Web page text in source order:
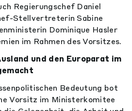
Regierungschef Daniel
Stellvertreterin Sabine
Dominique Hasler
im Rahmen des Vorsitzes.
und den Europarat im
Bedeutung bot
Vorsitz im Ministerkomitee